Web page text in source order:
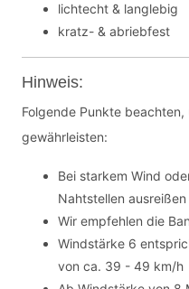
lichtecht & langlebig
kratz- & abriebfest
Hinweis:
Folgende Punkte
gewährleisten:
Bei starkem Wind
Nahtstellen ausreißen
Wir empfehlen die
Windstärke 6
von ca. 39 - 49 km/h